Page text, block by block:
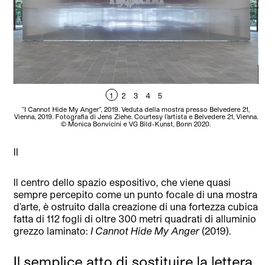
1 2 3 4 5
“I Cannot Hide My Anger”, 2019. Veduta della mostra presso Belvedere 21,
Vienna, 2019. Fotografia di Jens Ziehe. Courtesy l’artista e Belvedere 21, Vienna.
© Monica Bonvicini e VG Bild-Kunst, Bonn 2020.
II
Il centro dello spazio espositivo, che viene quasi
sempre percepito come un punto focale di una mostra
d’arte, è ostruito dalla creazione di una fortezza cubica
fatta di 112 fogli di oltre 300 metri quadrati di alluminio
grezzo laminato: I Cannot Hide My Anger (2019).
Il semplice atto di sostituire la lettera